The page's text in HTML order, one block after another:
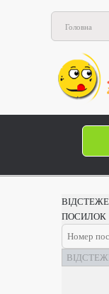
Головна
ПОСИЛОК